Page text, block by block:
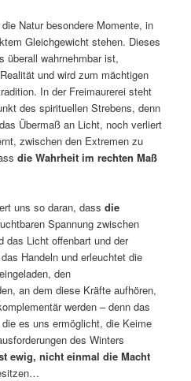
Natur besondere Momente, in
Gleichgewicht stehen. Dieses
überall wahrnehmbar ist,
und wird zum mächtigen
In der Freimaurerei steht
des spirituellen Strebens, denn
Übermaß an Licht, noch verliert
zwischen den Extremen zu
die Wahrheit im rechten Maß
uns so daran, dassdie
Spannung zwischen
das Licht offenbart und der
Handeln und erleuchtet die
den
an dem diese Kräfte aufhören,
werden – denn das
es uns ermöglicht, die Keime
des Winters
ewig, nicht einmal die Macht